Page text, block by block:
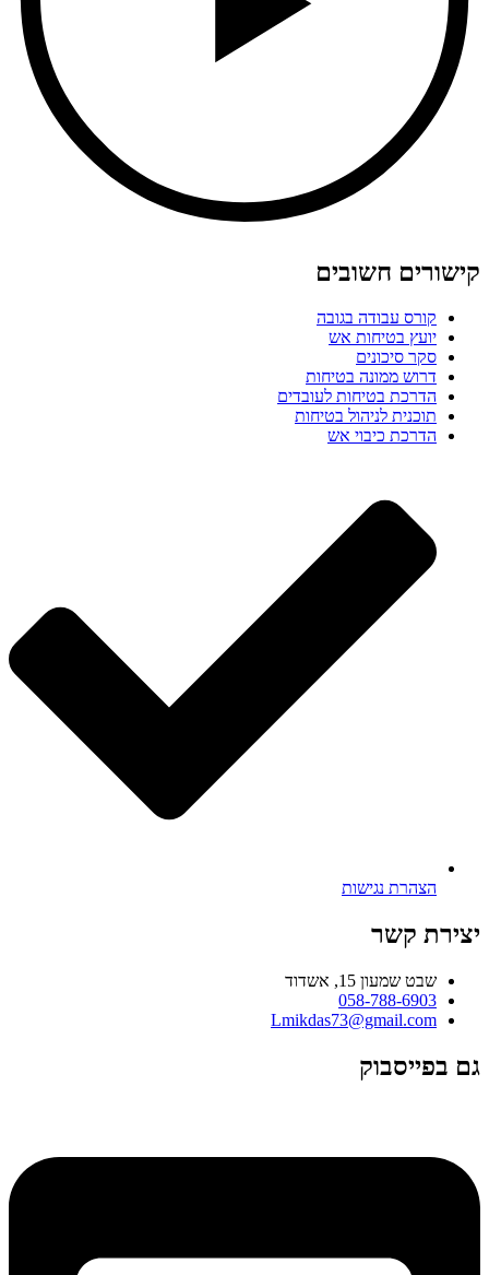
קישורים חשובים
קורס עבודה בגובה
יועץ בטיחות אש
סקר סיכונים
דרוש ממונה בטיחות
הדרכת בטיחות לעובדים
תוכנית לניהול בטיחות
הדרכת כיבוי אש
הצהרת נגישות
יצירת קשר
שבט שמעון 15, אשדוד
058-788-6903
Lmikdas73@gmail.com
גם בפייסבוק